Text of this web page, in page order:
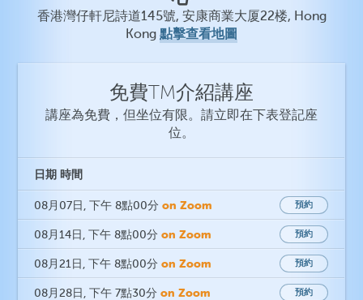
香港灣仔軒尼詩道145號, 安康商業大厦22楼, Hong
Kong 點擊查看地圖
免費TM介紹講座
講座為免費，但坐位有限。請立即在下表登記座
位。
日期 時間
08月07日 , 下午 8點00分 on Zoom 預約
08月14日 , 下午 8點00分 on Zoom 預約
08月21日 , 下午 8點00分 on Zoom 預約
08月28日 , 下午 7點30分 on Zoom 預約